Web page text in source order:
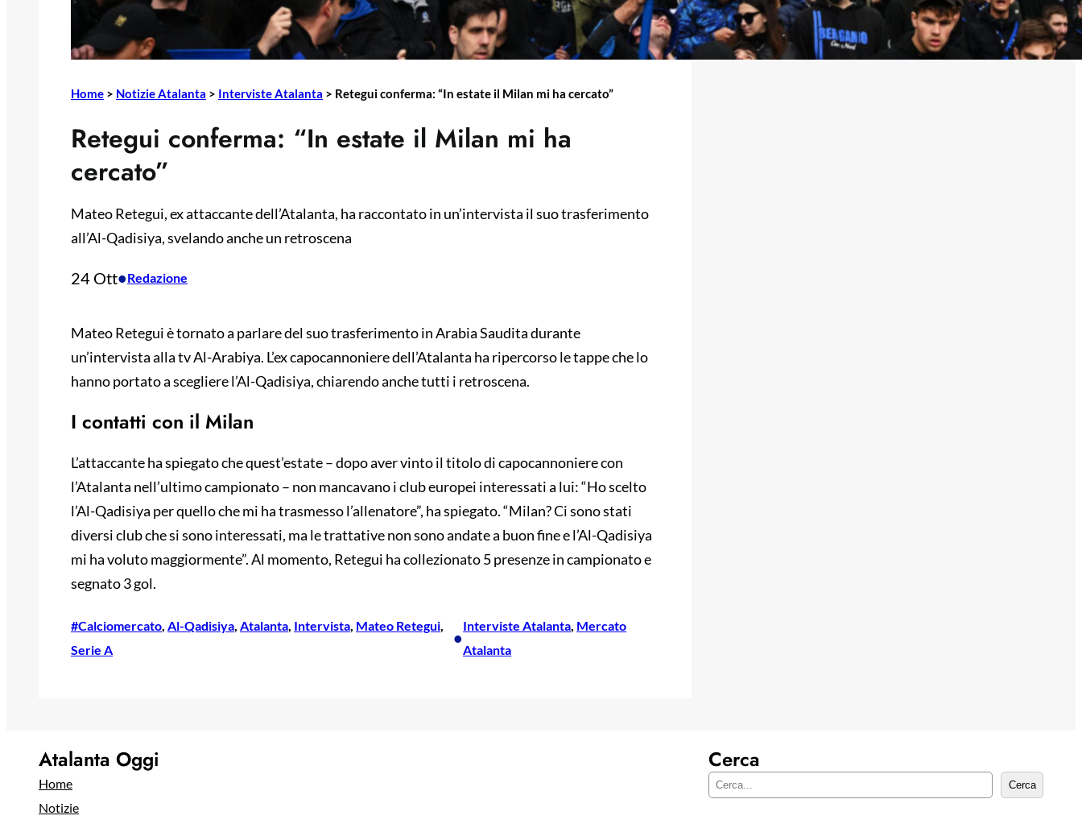
Home > Notizie Atalanta > Interviste Atalanta > Retegui conferma: “In estate il Milan mi ha cercato”
Retegui conferma: “In estate il Milan mi ha
cercato”
Mateo Retegui, ex attaccante dell’Atalanta, ha raccontato in un’intervista il suo trasferimento
all’Al-Qadisiya, svelando anche un retroscena
24 Ott•Redazione
Mateo Retegui è tornato a parlare del suo trasferimento in Arabia Saudita durante
un’intervista alla tv Al-Arabiya. L’ex capocannoniere dell’Atalanta ha ripercorso le tappe che lo
hanno portato a scegliere l’Al-Qadisiya, chiarendo anche tutti i retroscena.
I contatti con il Milan
L’attaccante ha spiegato che quest’estate – dopo aver vinto il titolo di capocannoniere con
l’Atalanta nell’ultimo campionato – non mancavano i club europei interessati a lui: “Ho scelto
l’Al-Qadisiya per quello che mi ha trasmesso l’allenatore”, ha spiegato. “Milan? Ci sono stati
diversi club che si sono interessati, ma le trattative non sono andate a buon fine e l’Al-Qadisiya
mi ha voluto maggiormente”. Al momento, Retegui ha collezionato 5 presenze in campionato e
segnato 3 gol.
#Calciomercato, Al-Qadisiya, Atalanta, Intervista, Mateo Retegui
Serie A
•
Interviste Atalanta, Mercato
Atalanta
Atalanta Oggi
Home
Notizie
Cerca
C
Cerca